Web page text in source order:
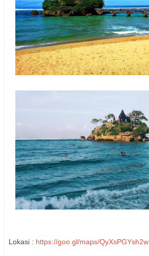
Lokasi : https://goo.gl/maps/QyXsPGYsh2w